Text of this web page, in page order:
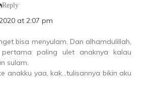
Reply
at 2:07 pm
bisa menyulam. Dan alhamdulillah,
paling ulet anaknya kalau
sulam.
anakku yaa, kak…tulisannya bikin aku